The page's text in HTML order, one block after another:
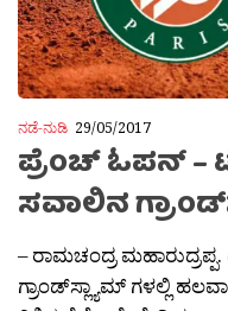
ನಡೆ-ನುಡಿ 29/05/2017
ಪ್ರೆಂಚ್ ಓಪನ್ –
ಸವಾಲಿನ
– ರಾಮಚಂದ್ರ
ಗ್ರಾಂಡ್‌ಸ್ಲ್ಯಾಮ್ ಗಳಲ್ಲಿ